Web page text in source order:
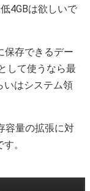
4GBは欲しいで
保存できるデー
して使うなら最
いはシステム領
容量の拡張に対
。